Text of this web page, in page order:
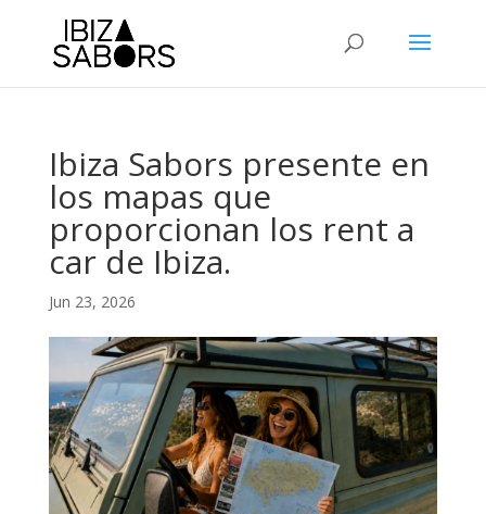
Ibiza Sabors presente en
los mapas que
proporcionan los rent a
car de Ibiza.
Jun 23, 2026